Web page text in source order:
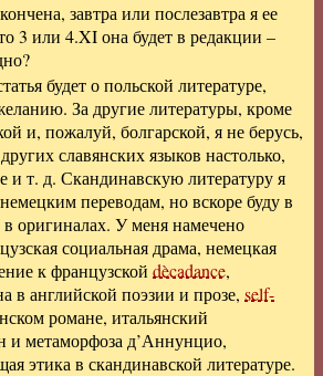
завтра или послезавтра я ее
3 или 4.XI она будет в редакции –
будет о польской литературе,
За другие литературы, кроме
и, пожалуй, болгарской, я не берусь,
славянских языков настолько,
и т. д. Скандинавскую литературу я
переводам, но вскоре буду в
в оригиналах. У меня намечено
социальная драма, немецкая
к французской dècadance,
в английской поэзии и прозе, self-
романе, итальянский
и метаморфоза д’Аннунцио,
этика в скандинавской литературе.